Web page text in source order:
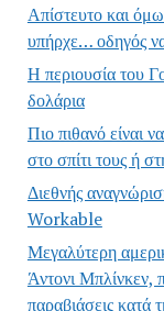
Απίστευτο και
υπήρχε… οδηγός
Η περιουσία του
δολάρια
Πιο πιθανό είναι
στο σπίτι τους ή
Διεθνής
Workable
Μεγαλύτερη
Άντονι Μπλίνκεν,
παραβιάσεις κατά